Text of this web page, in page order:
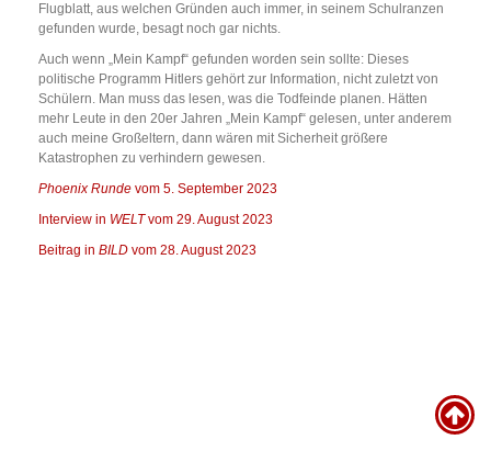
Flugblatt, aus welchen Gründen auch immer, in seinem Schulranzen
gefunden wurde, besagt noch gar nichts.
Auch wenn „Mein Kampf“ gefunden worden sein sollte: Dieses
politische Programm Hitlers gehört zur Information, nicht zuletzt von
Schülern. Man muss das lesen, was die Todfeinde planen. Hätten
mehr Leute in den 20er Jahren „Mein Kampf“ gelesen, unter anderem
auch meine Großeltern, dann wären mit Sicherheit größere
Katastrophen zu verhindern gewesen.
Phoenix Runde vom 5. September 2023
Interview in WELTvom 29. August 2023
Beitrag in BILD vom 28. August 2023